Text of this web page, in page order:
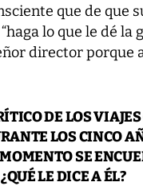
que de que
lo que le dé la
director porque
DE LOS
LOS CINCO
SE
LE DICE A ÉL?